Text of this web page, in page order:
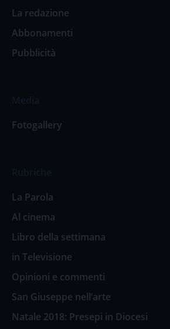
La redazione
Abbonamenti
Pubblicità
Fotogallery
La Parola
Al cinema
Libro della settimana
in Televisione
Opinioni e commenti
San Giuseppe nell’arte
Natale 2018: Presepi in Diocesi